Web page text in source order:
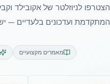
הצטרפו לניוזלטר של אקובילד
המתקדמת ועדכונים בלעדיים —
מאמרים מקצועיים